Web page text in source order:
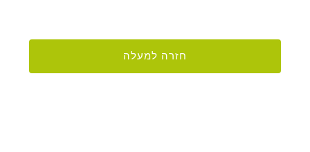
חזרה למעלה